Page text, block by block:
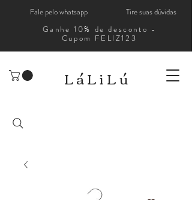
Fale pelo whatsapp
Tire suas dúvidas
Ganhe 10% de desconto -
Cupom FELIZ123
LáLiLú